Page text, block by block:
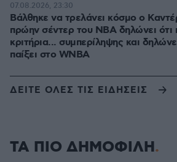
Βάλθηκε να τρελάνει κόσμο ο
πρώην σέντερ του NBA δηλώνει ότι
κριτήρια... συμπερίληψης και
παίξει στο WNBA
07.08.2026, 23:30
ΔΕΙΤΕ ΟΛΕΣ ΤΙΣ ΕΙΔΗΣΕΙΣ
ΤΑ ΠΙΟ ΔΗΜΟΦΙΛΗ